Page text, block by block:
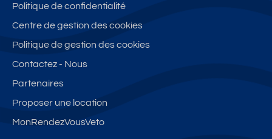
Politique de confidentialité
Centre de gestion des cookies
Politique de gestion des cookies
Contactez - Nous
Partenaires
Proposer une location
MonRendezVousVeto